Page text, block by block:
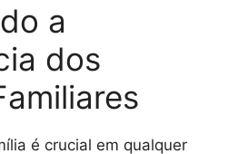
a
dos
é crucial em qualquer